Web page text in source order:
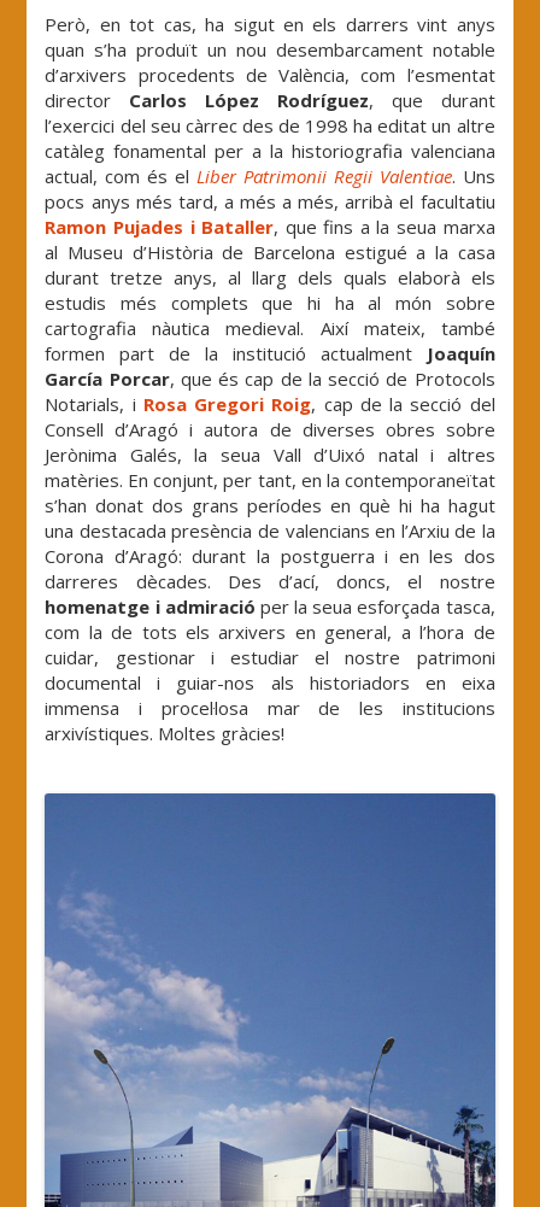
Però, en tot cas, ha sigut en els darrers vint anys
quan s’ha produït un nou desembarcament notable
d’arxivers procedents de València, com l’esmentat
director Carlos López Rodríguez, que durant
l’exercici del seu càrrec des de 1998 ha editat un altre
catàleg fonamental per a la historiografia valenciana
actual, com és el Liber Patrimonii Regii Valentiae. Uns
pocs anys més tard, a més a més, arribà el facultatiu
Ramon Pujades i Bataller, que fins a la seua marxa
al Museu d’Història de Barcelona estigué a la casa
durant tretze anys, al llarg dels quals elaborà els
estudis més complets que hi ha al món sobre
cartografia nàutica medieval. Així mateix, també
formen part de la institució actualment
Joaquín
García Porcar, que és cap de la secció de Protocols
Notarials, i Rosa Gregori Roig, cap de la secció del
Consell d’Aragó i autora de diverses obres sobre
Jerònima Galés, la seua Vall d’Uixó natal i altres
matèries. En conjunt, per tant, en la contemporaneïtat
s’han donat dos grans períodes en què hi ha hagut
una destacada presència de valencians en l’Arxiu de la
Corona d’Aragó: durant la postguerra i en les dos
darreres dècades. Des d’ací, doncs, el nostre
homenatge i admiració per la seua esforçada tasca,
com la de tots els arxivers en general, a l’hora de
cuidar, gestionar i estudiar el nostre patrimoni
documental i guiar-nos als historiadors en eixa
immensa i procel·losa mar de les institucions
arxivístiques. Moltes gràcies!